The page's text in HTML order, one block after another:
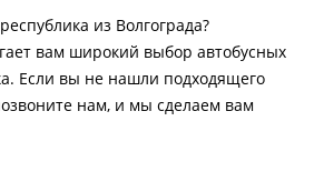
из Волгограда?
вам широкий выбор автобусных
Если вы не нашли подходящего
нам, и мы сделаем вам